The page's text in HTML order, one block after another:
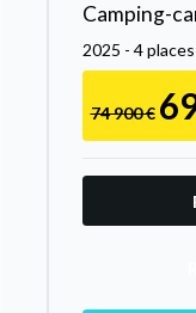
Camping-
2025 - 4 places
74 900 €